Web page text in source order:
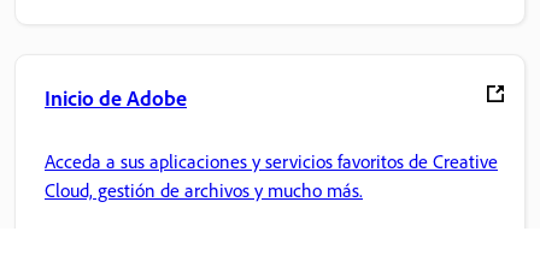
Inicio de Adobe
Acceda a sus aplicaciones y servicios favoritos de Creative
Cloud, gestión de archivos y mucho más.